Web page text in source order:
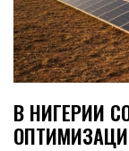
В НИГЕРИИ